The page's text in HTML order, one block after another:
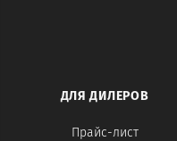
ДЛЯ ДИЛЕРОВ
Прайс-лист